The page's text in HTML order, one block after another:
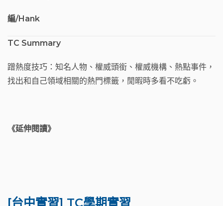
編/Hank
TC Summary
蹭熱度技巧：知名人物、權威頭銜、權威機構、熱點事件，
找出和自己領域相關的熱門標籤，閒暇時多看不吃虧。
《延伸閱讀》
[台中實習] TC學期實習